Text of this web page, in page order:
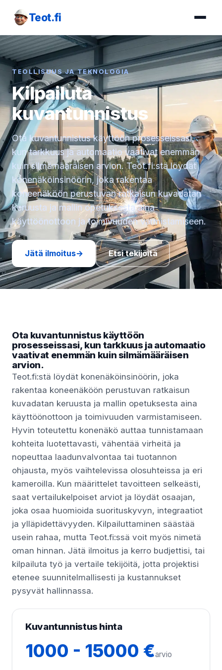
Teot.fi
TEOLLISUUS JA TEKNOLOGIA
Kilpailuta
kuvantunnistus
Ota kuvantunnistus käyttöön prosesseissasi,
kun tarkkuus ja automaatio vaativat enemmän
kuin silmämääräisen arvion. Teot.fi:stä löydät
konenäköinsinöörin, joka rakentaa
koneenäköön perustuvan ratkaisun kuvadatan
keruusta ja mallin opetuksesta aina
käyttöönottoon ja toimivuuden varmistamiseen.
Jätä ilmoitus→ Etsi tekijöitä
Ota kuvantunnistus käyttöön
prosesseissasi, kun tarkkuus ja automaatio
vaativat enemmän kuin silmämääräisen
arvion.
Teot.fi:stä löydät konenäköinsinöörin, joka
rakentaa koneenäköön perustuvan ratkaisun
kuvadatan keruusta ja mallin opetuksesta aina
käyttöönottoon ja toimivuuden varmistamiseen.
Hyvin toteutettu konenäkö auttaa tunnistamaan
kohteita luotettavasti, vähentää virheitä ja
nopeuttaa laadunvalvontaa tai tuotannon
ohjausta, myös vaihtelevissa olosuhteissa ja eri
kameroilla. Kun määrittelet tavoitteen selkeästi,
saat vertailukelpoiset arviot ja löydät osaajan,
joka osaa huomioida suorituskyvyn, integraatiot
ja ylläpidettävyyden. Kilpailuttaminen säästää
usein rahaa, mutta Teot.fi:ssä voit myös nimetä
oman hinnan. Jätä ilmoitus ja kerro budjettisi, tai
kilpailuta työ ja vertaile tekijöitä, jotta projektisi
etenee suunnitelmallisesti ja kustannukset
pysyvät hallinnassa.
Kuvantunnistus hinta
1000 - 15000 €arvio